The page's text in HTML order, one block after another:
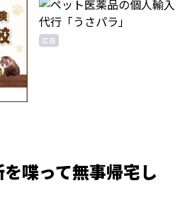
広告
喋って無事帰宅し